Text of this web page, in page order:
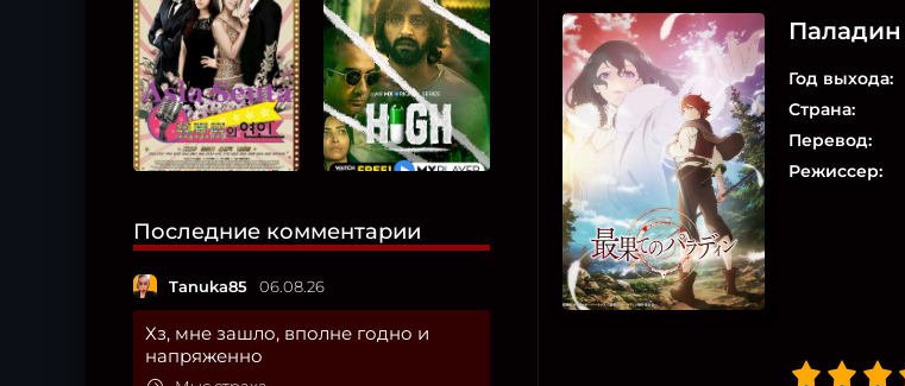
Последние комментарии
Tanuka85 06.08.26
Хз, мне зашло, вполне годно и
напряженно
Паладин
Год выхода:
Страна:
Перевод:
Режиссер: